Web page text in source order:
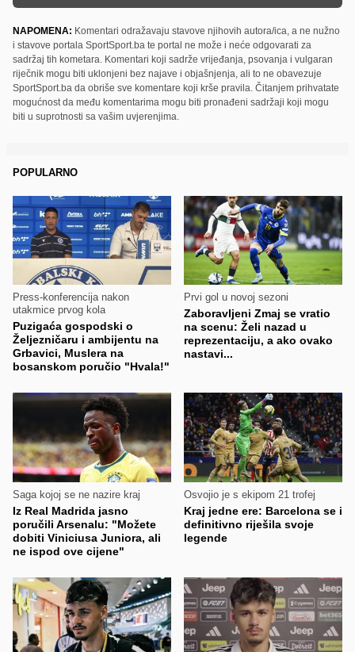
NAPOMENA: Komentari odražavaju stavove njihovih autora/ica, a ne nužno
i stavove portala SportSport.ba te portal ne može i neće odgovarati za
sadržaj tih kometara. Komentari koji sadrže vrijeđanja, psovanja i vulgaran
riječnik mogu biti uklonjeni bez najave i objašnjenja, ali to ne obavezuje
SportSport.ba da obriše sve komentare koji krše pravila. Čitanjem prihvatate
mogućnost da među komentarima mogu biti pronađeni sadržaji koji mogu
biti u suprotnosti sa vašim uvjerenjima.
POPULARNO
Press-konferencija nakon
utakmice prvog kola
Puzigaća gospodski o
Željezničaru i ambijentu na
Grbavici, Muslera na
bosanskom poručio "Hvala!"
Prvi gol u novoj sezoni
Zaboravljeni Zmaj se vratio
na scenu: Želi nazad u
reprezentaciju, a ako ovako
nastavi...
Saga kojoj se ne nazire kraj
Iz Real Madrida jasno
poručili Arsenalu: "Možete
dobiti Viniciusa Juniora, ali
ne ispod ove cijene"
Osvojio je s ekipom 21 trofej
Kraj jedne ere: Barcelona se i
definitivno riješila svoje
legende